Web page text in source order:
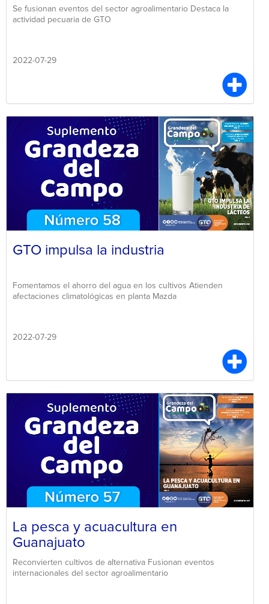
Se fusionan eventos del sector agroalimentario Destaca la
actividad pecuaria de GTO
2022-07-29
GTO impulsa la industria
Fomentamos el ahorro del agua en los cultivos Atienden
afectaciones climatológicas en planta Mazda
2022-07-29
La pesca y acuacultura en
Guanajuato
Reconvierten cultivos de alternativa Fusionan eventos
internacionales del sector agroalimentario